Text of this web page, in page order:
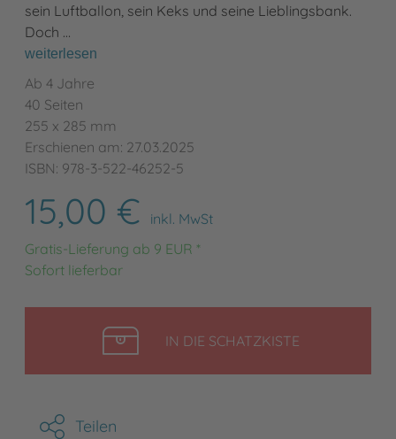
sein Luftballon, sein Keks und seine Lieblingsbank.
Doch …
weiterlesen
Ab 4 Jahre
40 Seiten
255 x 285 mm
Erschienen am: 27.03.2025
ISBN: 978-3-522-46252-5
15,00 €
inkl. MwSt
Gratis-Lieferung ab 9 EUR *
Sofort lieferbar
IN DIE SCHATZKISTELEGEN
Teilen